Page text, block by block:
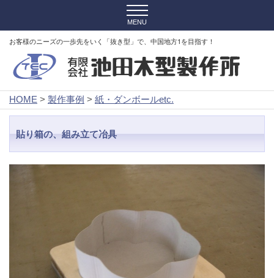
お客様のニーズの一歩先をいく「抜き型」で、中国地方1を目指す！
HOME > 製作事例 > 紙・ダンボールetc.
貼り箱の、組み立て冶具